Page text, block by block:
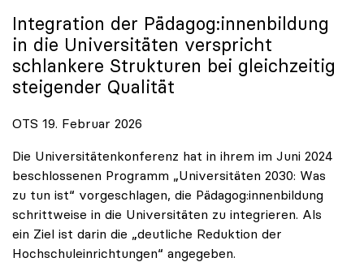
Integration der Pädagog:innenbildung
in die Universitäten verspricht
schlankere Strukturen bei gleichzeitig
steigender Qualität
OTS 19. Februar 2026
Die Universitätenkonferenz hat in ihrem im Juni 2024
beschlossenen Programm „Universitäten 2030: Was
zu tun ist“ vorgeschlagen, die Pädagog:innenbildung
schrittweise in die Universitäten zu integrieren. Als
ein Ziel ist darin die „deutliche Reduktion der
Hochschuleinrichtungen“ angegeben.